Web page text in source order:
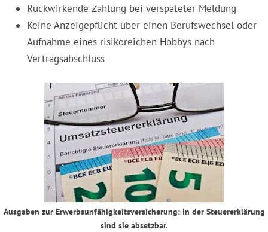
Rückwirkende Zahlung bei verspäteter Meldung
Keine Anzeigepflicht über einen Berufswechsel oder
Aufnahme eines risikoreichen Hobbys nach
Vertragsabschluss
Ausgaben zur Erwerbsunfähigkeitsversicherung: In der Steuererklärung
sind sie absetzbar.